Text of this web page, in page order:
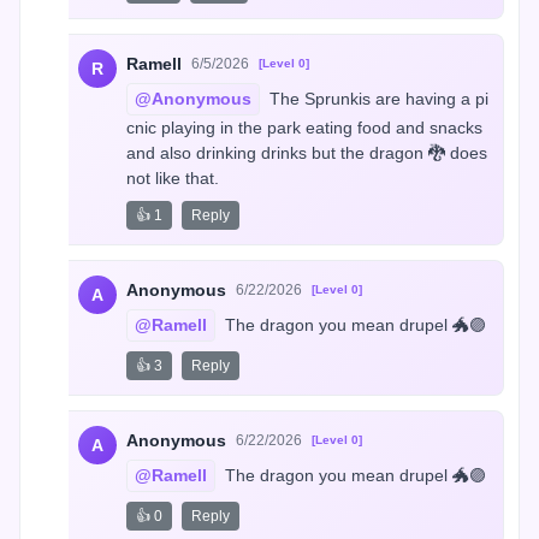
R Ramell 6/5/2026 [Level 0]
@Anonymous
The Sprunkis are having a pi
cnic playing in the park eating food and snacks
and also drinking drinks but the dragon 🐉 does
not like that.
👍 1 Reply
A Anonymous 6/22/2026 [Level 0]
@Ramell The dragon you mean drupel 🐲🟣
👍 3 Reply
A Anonymous 6/22/2026 [Level 0]
@Ramell The dragon you mean drupel 🐲🟣
👍 0 Reply